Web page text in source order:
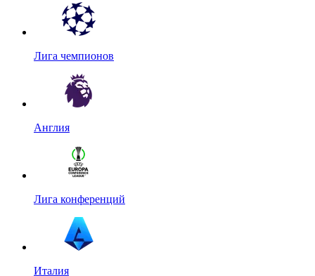
Лига чемпионов
Англия
Лига конференций
Италия